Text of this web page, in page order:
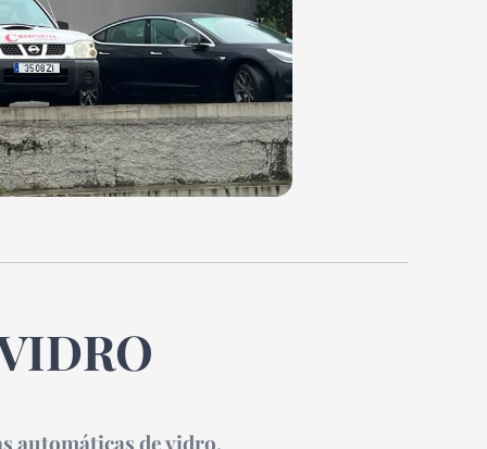
automáticas de vidro,